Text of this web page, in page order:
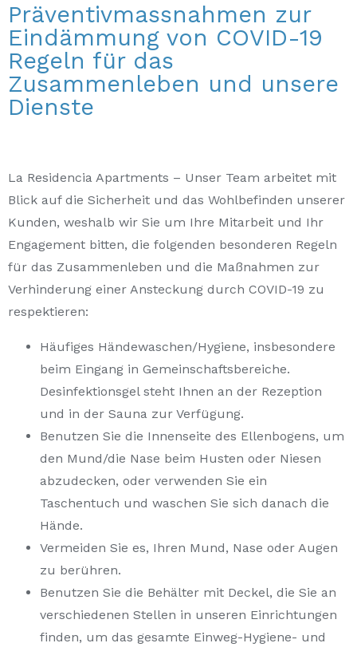
Präventivmassnahmen zur
Eindämmung von COVID-19
Regeln für das
Zusammenleben und unsere
Dienste
La Residencia Apartments – Unser Team arbeitet mit
Blick auf die Sicherheit und das Wohlbefinden unserer
Kunden, weshalb wir Sie um Ihre Mitarbeit und Ihr
Engagement bitten, die folgenden besonderen Regeln
für das Zusammenleben und die Maßnahmen zur
Verhinderung einer Ansteckung durch COVID-19 zu
respektieren:
Häufiges Händewaschen/Hygiene, insbesondere
beim Eingang in Gemeinschaftsbereiche.
Desinfektionsgel steht Ihnen an der Rezeption
und in der Sauna zur Verfügung.
Benutzen Sie die Innenseite des Ellenbogens, um
den Mund/die Nase beim Husten oder Niesen
abzudecken, oder verwenden Sie ein
Taschentuch und waschen Sie sich danach die
Hände.
Vermeiden Sie es, Ihren Mund, Nase oder Augen
zu berühren.
Benutzen Sie die Behälter mit Deckel, die Sie an
verschiedenen Stellen in unseren Einrichtungen
finden, um das gesamte Einweg-Hygiene- und